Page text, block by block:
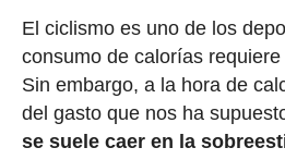
El ciclismo es uno de los
consumo de calorías
Sin embargo, a la hora de
del gasto que nos ha
se suele caer en la